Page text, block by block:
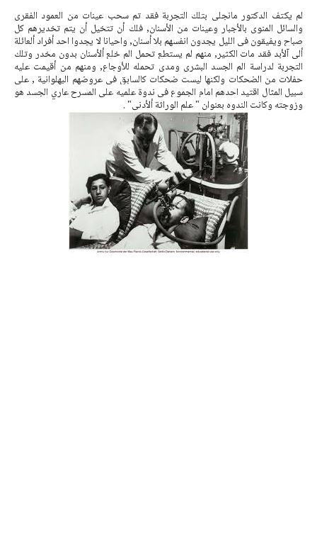
لم يكتف الدكتور مانجلى بتلك التجربة فقد تم سحب عينات من العمود الفقري
والسائل المنوي بالأجبار وعينات من الأسنان
صباح ويفيقون في الليل يجدون انفسهم بلا أسنان, واحيانا لا يجدوا احد أفراد ألعائلة
ألي آلأبد فقد مات الكثير, منهم لم يستطع تحمل الم خلع ألأسنان
التجربة لدراسة الم الجسد البشرى ومدى تحمله للأوجاع, ومنهم من أقيمت
سبيل المثال اقتيد احدهم امام
وزوجته وكانت الندوه بعنوان " علم الوراثةألأدنى" .